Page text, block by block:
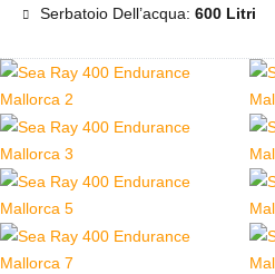
Serbatoio Dell’acqua: 600 Litri